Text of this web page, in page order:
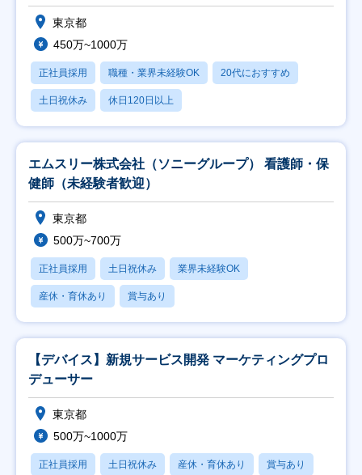
東京都
450万~1000万
正社員採用 職種・業界未経験OK 20代におすすめ
土日祝休み 休日120日以上
エムスリー株式会社（ソニーグループ） 看護師・保
健師（未経験者歓迎）
東京都
500万~700万
正社員採用 土日祝休み 業界未経験OK
産休・育休あり 賞与あり
【デバイス】新規サービス開発 マーケティングプロ
デューサー
東京都
500万~1000万
正社員採用 土日祝休み 産休・育休あり 賞与あり